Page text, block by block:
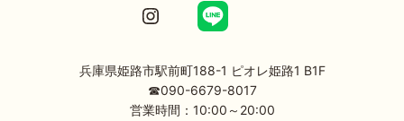
Instagram
兵庫県姫路市駅前町188-1 ピオレ姫路1 B1F
☎090-6679-8017
営業時間：10:00～20:00